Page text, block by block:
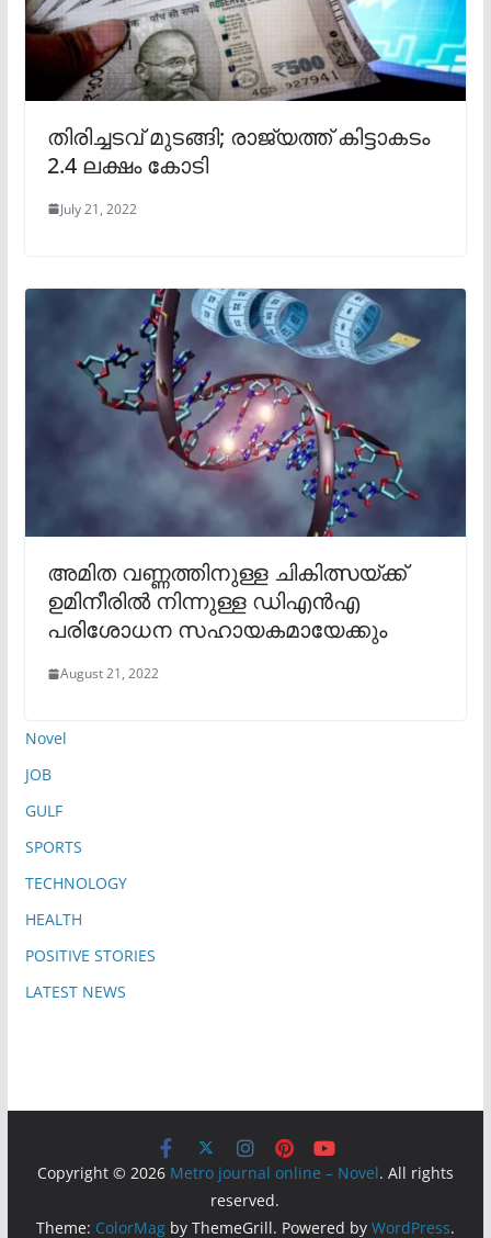
തിരിച്ചടവ് മുടങ്ങി; രാജ്യത്ത് കിട്ടാകടം
2.4 ലക്ഷം കോടി
July 21, 2022
അമിത വണ്ണത്തിനുള്ള ചികിത്സയ്ക്ക്
ഉമിനീരില്‍ നിന്നുള്ള ഡിഎന്‍എ
പരിശോധന സഹായകമായേക്കും
August 21, 2022
Novel
JOB
GULF
SPORTS
TECHNOLOGY
HEALTH
POSITIVE STORIES
LATEST NEWS
Copyright © 2026 Metro journal online – Novel. All rights
reserved.
Theme: ColorMagby ThemeGrill. Powered by WordPress.